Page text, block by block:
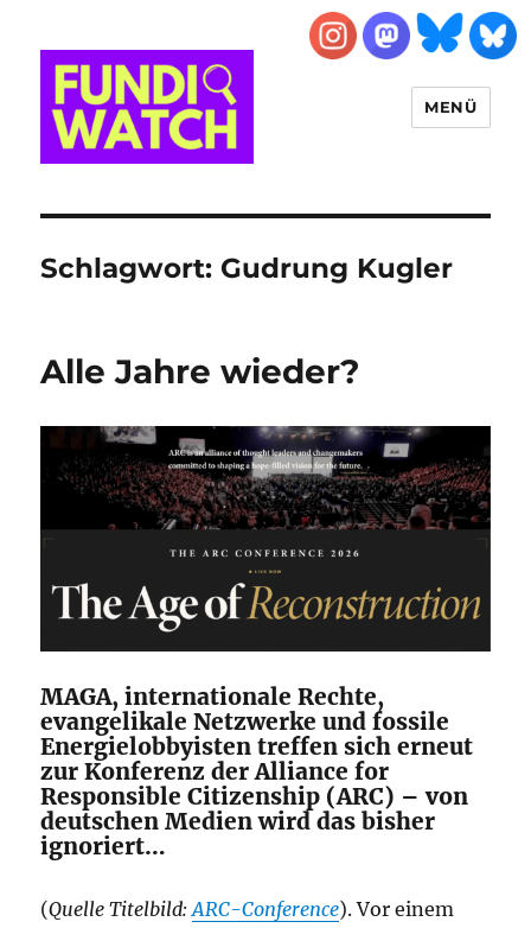
MENÜ
Schlagwort: Gudrung Kugler
Alle Jahre wieder?
MAGA, internationale Rechte,
evangelikale Netzwerke und fossile
Energielobbyisten treffen sich erneut
zur Konferenz der Alliance for
Responsible Citizenship (ARC) – von
deutschen Medien wird das bisher
ignoriert…
(Quelle Titelbild:ARC-Conference). Vor einem